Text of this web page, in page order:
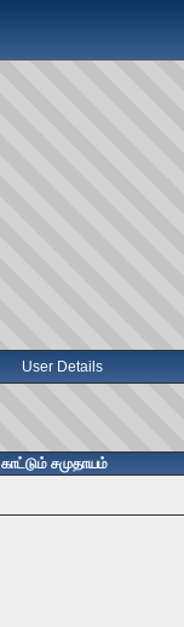
User Details
சமுதாயம்